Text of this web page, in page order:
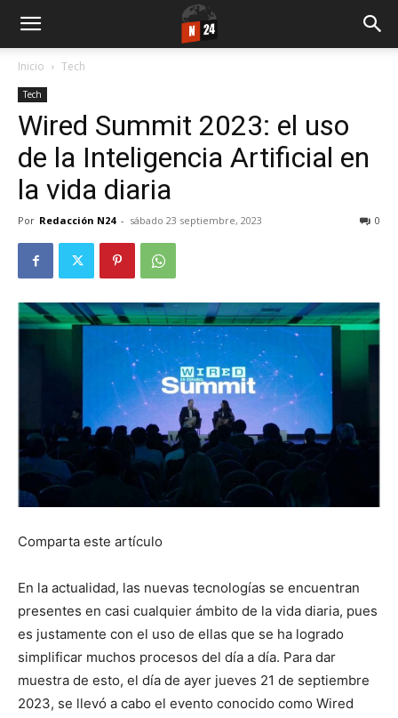
Inicio Tech
Tech
Wired Summit 2023: el uso
de la Inteligencia Artificial en
la vida diaria
Por Redacción N24 - sábado 23 septiembre, 2023 0
Comparta este artículo
En la actualidad, las nuevas tecnologías se encuentran
presentes en casi cualquier ámbito de la vida diaria, pues
es justamente con el uso de ellas que se ha logrado
simplificar muchos procesos del día a día. Para dar
muestra de esto, el día de ayer jueves 21 de septiembre
2023, se llevó a cabo el evento conocido como Wired